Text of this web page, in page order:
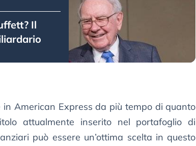
Il
American Express da più tempo di quanto
attualmente inserito nel portafoglio di
può essere un’ottima scelta in questo